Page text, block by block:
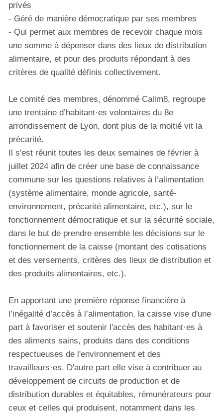
privés
- Géré de manière démocratique par ses membres
- Qui permet aux membres de recevoir chaque mois
une somme à dépenser dans des lieux de distribution
alimentaire, et pour des produits répondant à des
critères de qualité définis collectivement.
Le comité des membres, dénommé Calim8, regroupe
une trentaine d’habitant·es volontaires du 8e
arrondissement de Lyon, dont plus de la moitié vit la
précarité.
Il s'est réunit toutes les deux semaines de février à
juillet 2024 afin de créer une base de connaissance
commune sur les questions relatives à l’alimentation
(système alimentaire, monde agricole, santé-
environnement, précarité alimentaire, etc.), sur le
fonctionnement démocratique et sur la sécurité sociale,
dans le but de prendre ensemble les décisions sur le
fonctionnement de la caisse (montant des cotisations
et des versements, critères des lieux de distribution et
des produits alimentaires, etc.).
En apportant une première réponse financière à
l’inégalité d’accès à l’alimentation, la caisse vise d'une
part à favoriser et soutenir l'accès des habitant·es à
des aliments sains, produits dans des conditions
respectueuses de l'environnement et des
travailleurs·es. D'autre part elle vise à contribuer au
développement de circuits de production et de
distribution durables et équitables, rémunérateurs pour
ceux et celles qui produisent, notamment dans les